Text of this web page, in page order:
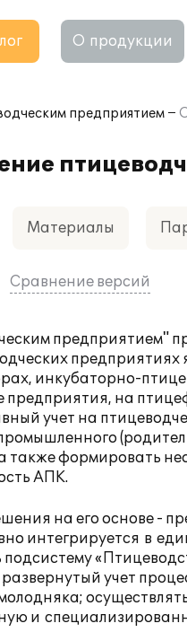
О продукции
предприятием
Материалы
Сравнение версий
предприятием"
предприятиях
инкубаторно-
на
учет на
также формировать
АПК.
на его основе -
интегрируется в
учет
и